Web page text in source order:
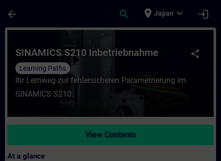
arrow_back search place Japan expand_more login
Course - SINAMICS S210
share
SINAMICS S210 Inbetriebnahme
Learning Paths
Ihr Lernweg zur fehlersicheren Parametrierung im
SINAMICS S210:
View Contents
At a glance